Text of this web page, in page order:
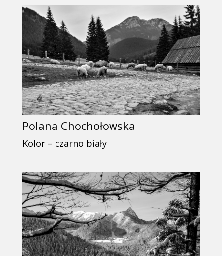
Polana Chochołowska
Kolor – czarno biały